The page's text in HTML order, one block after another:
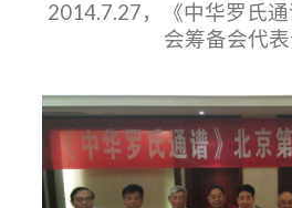
2014.7.27，《中华罗氏
会筹备会代